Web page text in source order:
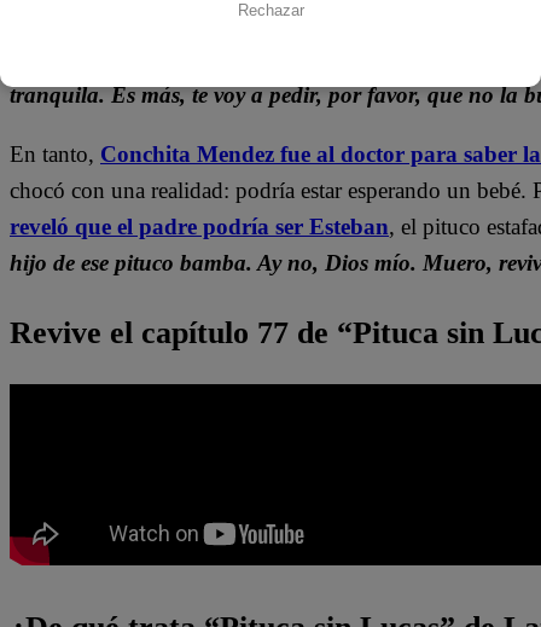
fue atendido por Don Bernardo, quien le pidió un gran
tranquila. Es más, te voy a pedir, por favor, que no la
En tanto, Conchita Mendez fue al doctor para saber
chocó con una realidad: podría estar esperando un bebé.
reveló que el padre podría ser Esteban, el pituco
hijo de ese pituco bamba. Ay no, Dios mío. Muero,
Revive el capítulo 77 de “Pituca sin
Rechazar